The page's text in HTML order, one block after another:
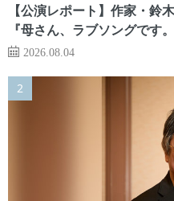
【公演レポート】作家・鈴
『母さん、ラブソングです。
2026.08.04